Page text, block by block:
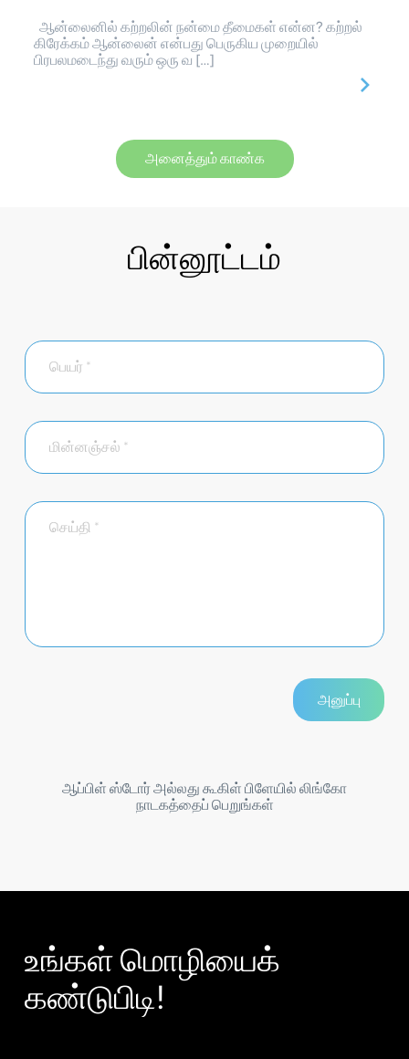
ஆன்லைனில் கற்றலின் நன்மை தீமைகள் என்ன? கற்றல்
கிரேக்கம் ஆன்லைன் என்பது பெருகிய முறையில்
பிரபலமடைந்து வரும் ஒரு வ […]
அனைத்தும் காண்க
பின்னூட்டம்
ஆப்பிள் ஸ்டோர் அல்லது கூகிள் பிளேயில் லிங்கோ
நாடகத்தைப் பெறுங்கள்
உங்கள் மொழியைக்
கண்டுபிடி!